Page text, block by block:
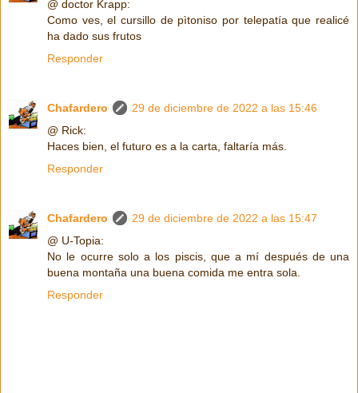
@ doctor Krapp:
Como ves, el cursillo de pìtoniso por telepatía que realicé
ha dado sus frutos
Responder
Chafardero
29 de diciembre de 2022 a las 15:46
@ Rick:
Haces bien, el futuro es a la carta, faltaría más.
Responder
Chafardero
29 de diciembre de 2022 a las 15:47
@ U-Topia:
No le ocurre solo a los piscis, que a mí después de una
buena montaña una buena comida me entra sola.
Responder